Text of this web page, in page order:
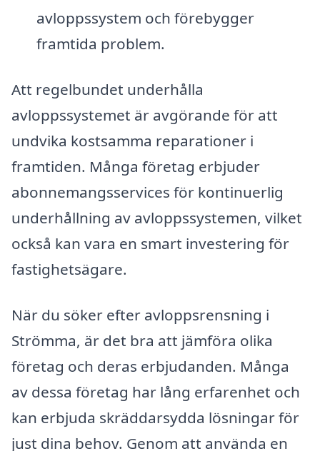
avloppssystem och förebygger
framtida problem.
Att regelbundet underhålla
avloppssystemet är avgörande för att
undvika kostsamma reparationer i
framtiden. Många företag erbjuder
abonnemangsservices för kontinuerlig
underhållning av avloppssystemen, vilket
också kan vara en smart investering för
fastighetsägare.
När du söker efter avloppsrensning i
Strömma, är det bra att jämföra olika
företag och deras erbjudanden. Många
av dessa företag har lång erfarenhet och
kan erbjuda skräddarsydda lösningar för
just dina behov. Genom att använda en